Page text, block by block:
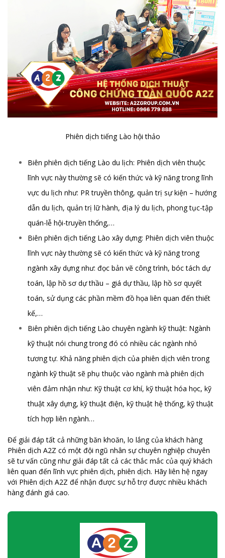
Phiên dịch tiếng Lào hội thảo
Biên phiên dịch tiếng Lào du lịch: Phiên dịch viên thuộc
lĩnh vực này thường sẽ có kiến thức và kỹ năng trong lĩnh
vực du lịch như: PR truyền thông, quản trị sự kiện – hướng
dẫn du lịch, quản trị lữ hành, địa lý du lịch, phong tục-tập
quán-lễ hội-truyền thống,…
Biên phiên dịch tiếng Lào xây dựng: Phiên dịch viên thuộc
lĩnh vực này thường sẽ có kiến thức và kỹ năng trong
ngành xây dựng như: đọc bản vẽ công trình, bóc tách dự
toán, lập hồ sơ dự thầu – giá dự thầu, lập hồ sơ quyết
toán, sử dụng các phần mềm đồ họa liên quan đến thiết
kế,…
Biên phiên dịch tiếng Lào chuyên ngành kỹ thuật: Ngành
kỹ thuật nói chung trong đó có nhiều các ngành nhỏ
tương tự. Khả năng phiên dịch của phiên dịch viên trong
ngành kỹ thuật sẽ phụ thuộc vào ngành mà phiên dịch
viên đảm nhận như: Kỹ thuật cơ khí, kỹ thuật hóa học, kỹ
thuật xây dựng, kỹ thuật điện, kỹ thuật hệ thống, kỹ thuật
tích hợp liên ngành…
Để giải đáp tất cả những băn khoăn, lo lắng của khách hàng
Phiên dịch A2Z có một đội ngũ nhân sự chuyên nghiệp chuyên
sẽ tư vấn cũng như giải đáp tất cả các thắc mắc của quý khách
liên quan đến lĩnh vực phiên dịch, phiên dịch. Hãy liên hệ ngay
với Phiên dịch A2Z để nhận được sự hỗ trợ được nhiều khách
hàng đánh giá cao.